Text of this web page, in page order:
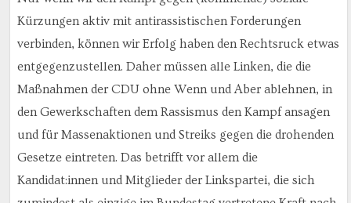
Kürzungen aktiv mit antirassistischen Forderungen
verbinden, können wir Erfolg haben den Rechtsruck etwas
entgegenzustellen. Daher müssen alle Linken, die die
Maßnahmen der CDU ohne Wenn und Aber ablehnen, in
den Gewerkschaften dem Rassismus den Kampf ansagen
und für Massenaktionen und Streiks gegen die drohenden
Gesetze eintreten. Das betrifft vor allem die
Kandidat:innen und Mitglieder der Linkspartei, die sich